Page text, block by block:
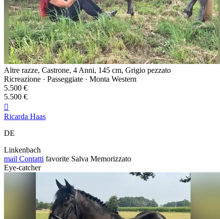
Altre razze, Castrone, 4 Anni, 145 cm, Grigio pezzato
Ricreazione · Passeggiate · Monta Western
5.500 €
5.500 €

Ricarda Haas
DE
Linkenbach
mail Contatti favorite Salva Memorizzato
Eye-catcher